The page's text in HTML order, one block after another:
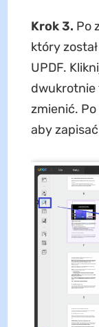
Krok 3. Po
który
UPDF.
dwukrotnie
zmienić. Po
aby